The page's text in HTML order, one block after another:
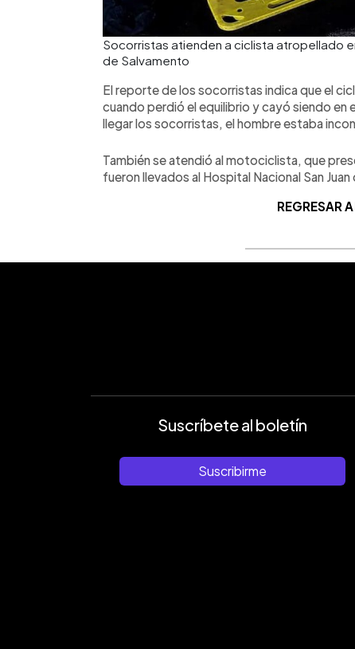
Socorristas atienden a ciclista atropellado
de Salvamento
El reporte de los socorristas indica que el
cuando perdió el equilibrio y cayó siendo en
llegar los socorristas, el hombre estaba
También se atendió al motociclista, que
fueron llevados al Hospital Nacional San Juan
REGRESAR
Suscríbete al boletín
Suscribirme